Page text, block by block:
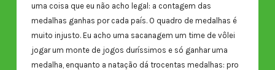
uma coisa que eu não acho legal: a contagem das
medalhas ganhas por cada país. O quadro de medalhas é
muito injusto. Eu acho uma sacanagem um time de vôlei
jogar um monte de jogos duríssimos e só ganhar uma
medalha, enquanto a natação dá trocentas medalhas: pro